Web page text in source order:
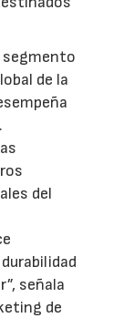
segmento
de la
del
señala
de